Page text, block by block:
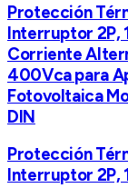
Protección
Interruptor 2P,
Corriente
400Vca para
Fotovoltaica
DIN
Protección
Interruptor 2P,